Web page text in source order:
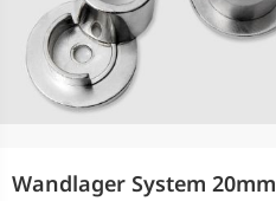
Wandlager System 20mm